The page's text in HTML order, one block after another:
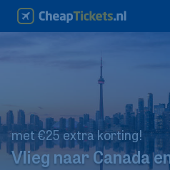
met €25 extra korting!
Vlieg naar Canada